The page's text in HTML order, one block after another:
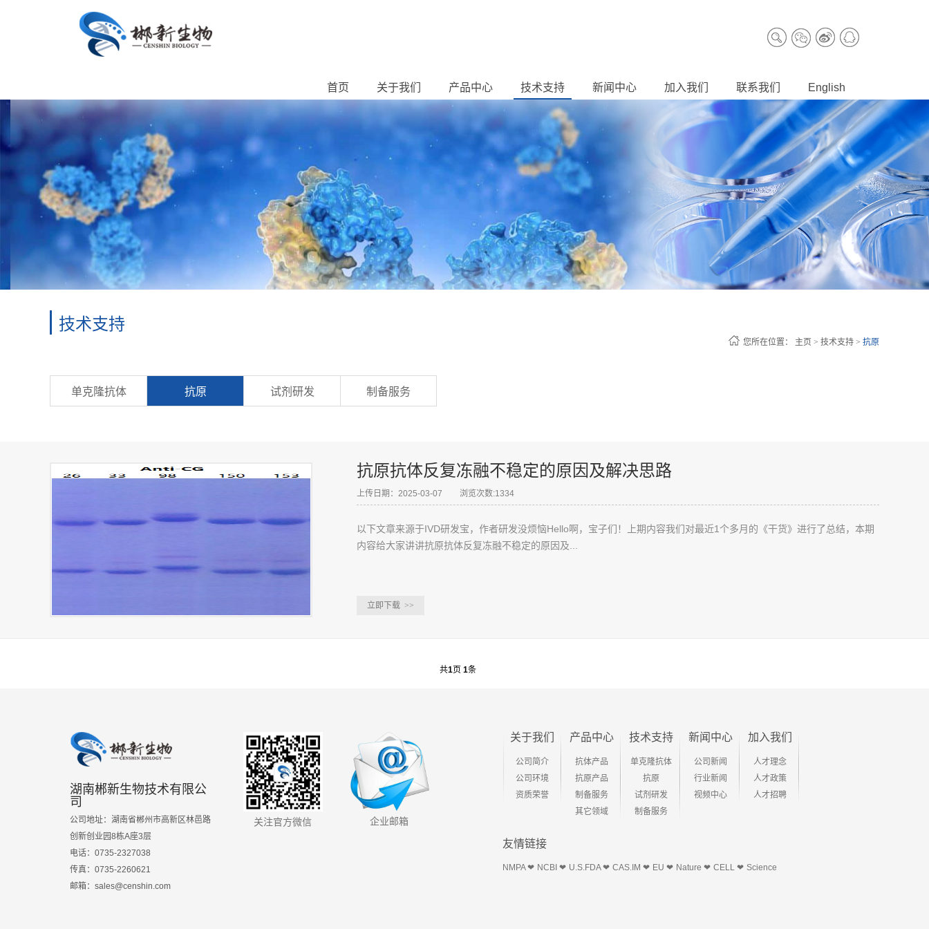
首页 关于我们 产品中心 技术支持 新闻中心 加入我们 联系我们 English
技术支持
您所在位置： 主页 > 技术支持 > 抗原
单克隆抗体 抗原 试剂研发 制备服务
抗原抗体反复冻融不稳定的原因及解决思路
上传日期：2025-03-07 浏览次数:1334
以下文章来源于IVD研发宝，作者研发没烦恼Hello啊，宝子们！上期内容我们对最近1个多月的《干货》进行了总结，本期
内容给大家讲讲抗原抗体反复冻融不稳定的原因及...
立即下载 >>
共1页 1条
湖南郴新生物技术有限公
司
公司地址：湖南省郴州市高新区林邑路
创新创业园8栋A座3层
电话：0735-2327038
传真：0735-2260621
邮箱：sales@censhin.com
关注官方微信 企业邮箱
关于我们
公司简介
公司环境
资质荣誉
产品中心
抗体产品
抗原产品
制备服务
其它领域
技术支持
单克隆抗体
抗原
试剂研发
制备服务
新闻中心
公司新闻
行业新闻
视频中心
加入我们
人才理念
人才政策
人才招聘
友情链接
NMPA ❤ NCBI ❤ U.S.FDA ❤ CAS.IM ❤ EU ❤ Nature ❤ CELL ❤ Science